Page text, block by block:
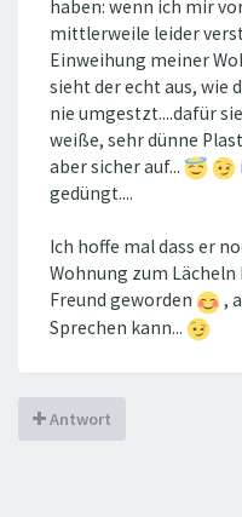
haben: wenn ich mir
mittlerweile leider
Einweihung meiner
sieht der echt aus, wie
nie umgestzt....dafür
weiße, sehr dünne
aber sicher auf...
gedüngt....
Ich hoffe mal dass er
Wohnung zum
Freund geworden
,
Sprechen kann...
Antwort